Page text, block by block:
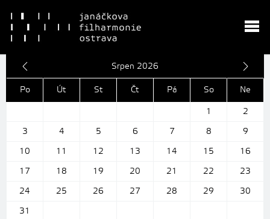
Srpen 2026
Po Út St Čt Pá So
Ne
1
2
3
4 5 6 7 8
9
10
11 12 13 14 15
16
17
18 19 20 21 22
23
24
25 26 27 28 29
30
31